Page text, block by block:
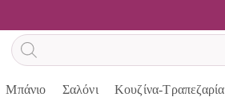
Αναζήτηση
προϊόντων
Μπάνιο Σαλόνι Κουζίνα-Τραπεζαρία